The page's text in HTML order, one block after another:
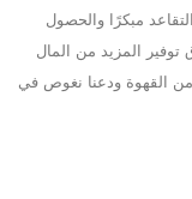
مبكرًا والحصول
المزيد من المال
القهوة ودعنا نغوص في